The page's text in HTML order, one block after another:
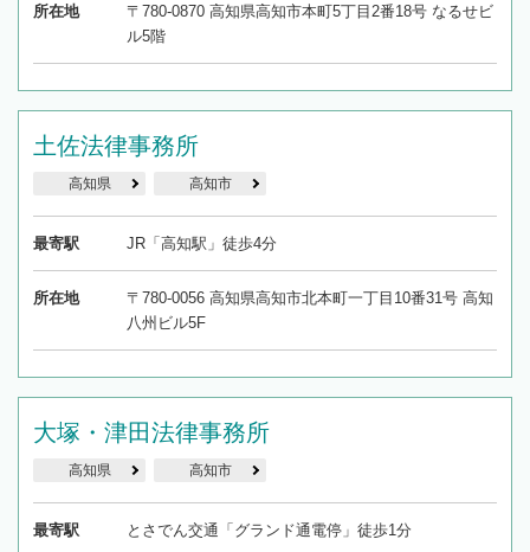
所在地
〒780-0870 高知県高知市本町5丁目2番18号 なるせビ
ル5階
土佐法律事務所
高知県 高知市
最寄駅 JR「高知駅」徒歩4分
所在地
〒780-0056 高知県高知市北本町一丁目10番31号 高知
八州ビル5F
大塚・津田法律事務所
高知県 高知市
最寄駅 とさでん交通「グランド通電停」徒歩1分